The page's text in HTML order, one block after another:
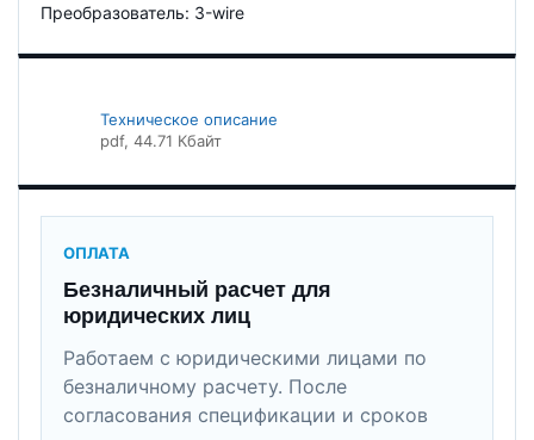
Преобразователь: 3-wire
Техническое описание
pdf, 44.71 Кбайт
ОПЛАТА
Безналичный расчет для
юридических лиц
Работаем с юридическими лицами по
безналичному расчету. После
согласования спецификации и сроков